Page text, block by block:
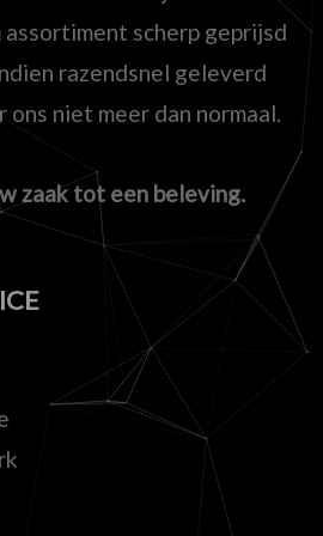
scherp geprijsd
razendsnel geleverd
ons niet meer dan normaal.
zaak tot een beleving.